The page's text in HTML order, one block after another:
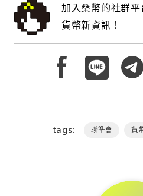
加入桑幣的社群
貨幣新資訊！
tags: 聯準會 貨